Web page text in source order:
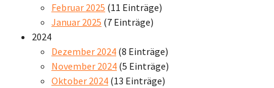
Februar 2025 (11 Einträge)
Januar 2025 (7 Einträge)
2024
Dezember 2024 (8 Einträge)
November 2024 (5 Einträge)
Oktober 2024 (13 Einträge)